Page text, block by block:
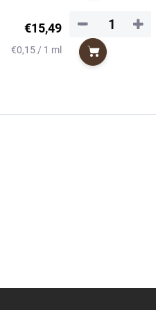
€15,49
Jednotková
€0,15 / 1 ml
+
−
Do košíka